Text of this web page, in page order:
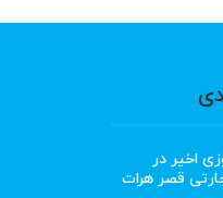
اخیر در
قصر هرات